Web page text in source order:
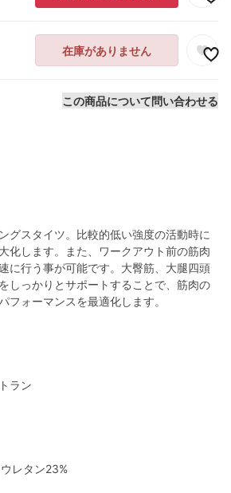
在庫がありません
この商品について問い合わせる
グスタイツ。比較的低い強度の活動時に
化します。また、ワークアウト前の筋肉
に行う事が可能です。大臀筋、大腿四頭
しっかりとサポートすることで、筋肉の
フォーマンスを最適化します。
ラン
レタン23%